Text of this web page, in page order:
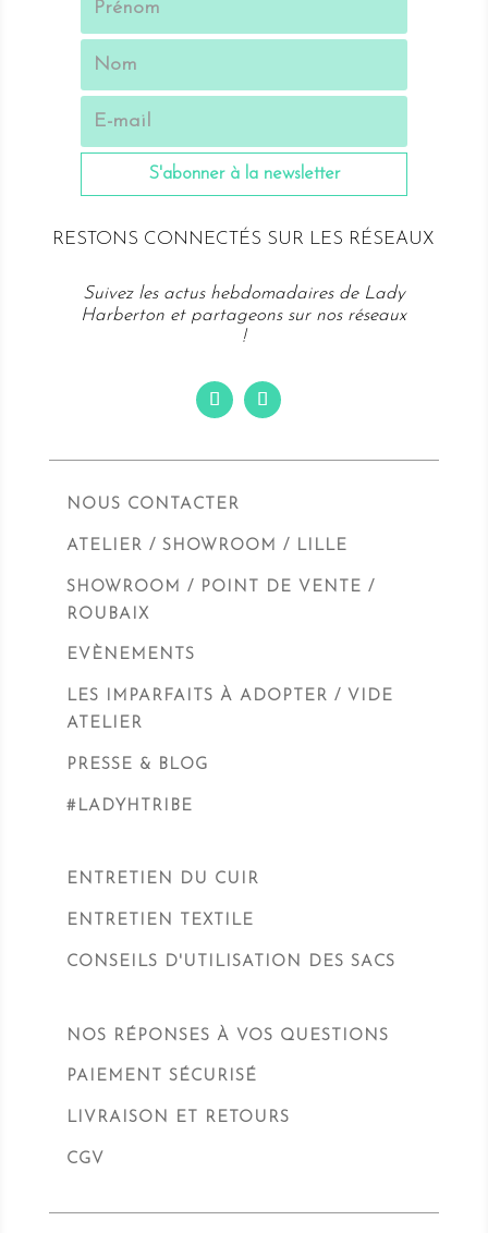
S'abonner à la newsletter
RESTONS CONNECTÉS SUR LES RÉSEAUX
Suivez les actus hebdomadaires de Lady
Harberton et partageons sur nos réseaux
!
NOUS CONTACTER
ATELIER / SHOWROOM / LILLE
SHOWROOM / POINT DE VENTE /
ROUBAIX
EVÈNEMENTS
LES IMPARFAITS À ADOPTER / VIDE
ATELIER
PRESSE & BLOG
#LADYHTRIBE
ENTRETIEN DU CUIR
ENTRETIEN TEXTILE
CONSEILS D'UTILISATION DES SACS
NOS RÉPONSES À VOS QUESTIONS
PAIEMENT SÉCURISÉ
LIVRAISON ET RETOURS
CGV